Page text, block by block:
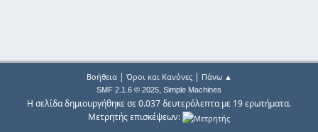
Βοήθεια| Όροι και Κανόνες| Πάνω ▲
SMF 2.1.6 © 2025, Simple Machines
Η σελίδα δημιουργήθηκε σε 0.037 δευτερόλεπτα με 19 ερωτήματα.
Μετρητής επισκέψεων: